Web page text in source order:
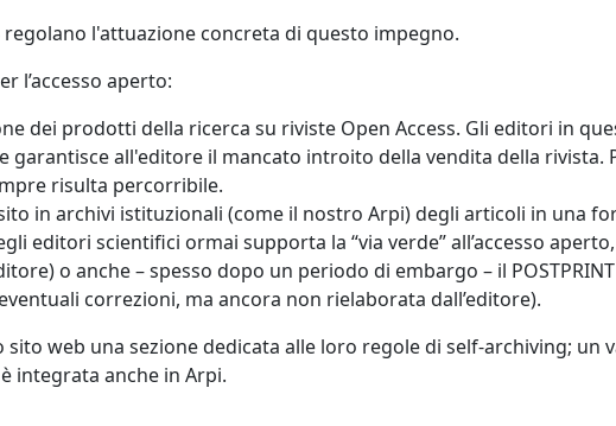
l'attuazione concreta di questo impegno.
l’accesso aperto:
dei prodotti della ricerca su riviste Open Access. Gli editori in
all'editore il mancato introito della vendita della
risulta percorribile.
in archivi istituzionali (come il nostro Arpi) degli articoli in una
editori scientifici ormai supporta la “via verde” all’accesso
o anche – spesso dopo un periodo di embargo – il
correzioni, ma ancora non rielaborata dall’editore).
web una sezione dedicata alle loro regole di self-archiving; un
integrata anche in Arpi.